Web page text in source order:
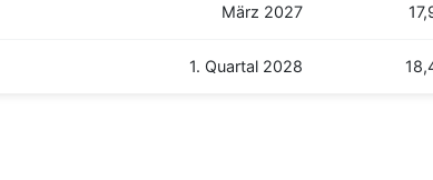
März 2027
1. Quartal 2028